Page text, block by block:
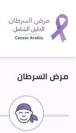
مرض السرطان